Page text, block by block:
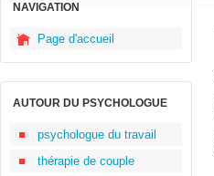
NAVIGATION
Page d'accueil
AUTOUR DU PSYCHOLOGUE
psychologue du travail
thérapie de couple